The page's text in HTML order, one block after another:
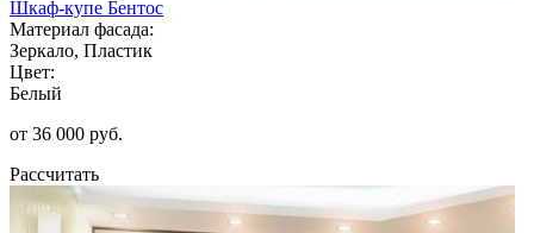
Шкаф-купе Бентос
Материал фасада:
Зеркало, Пластик
Цвет:
Белый
от 36 000 руб.
Рассчитать